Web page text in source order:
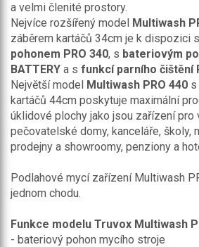
a velmi členité prostory.
Nejvíce rozšířený model Multiwash
záběrem kartáčů 34cm je k dispozici s
pohonem PRO 340, s bateriovým
BATTERY a s funkcí parního čištění
Největší model Multiwash PRO 440 s
kartáčů 44cm poskytuje maximální
úklidové plochy jako jsou zařízení pro
pečovatelské domy, kanceláře, školy,
prodejny a showroomy, penziony a
Podlahové mycí zařízení Multiwash
jednom chodu.
Funkce modelu Truvox Multiwash
- bateriový pohon mycího stroje